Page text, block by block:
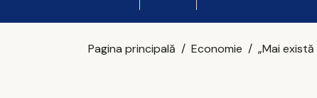
Pagina principală Economie